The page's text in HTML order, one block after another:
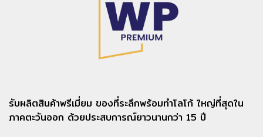
รับผลิตสินค้าพรีเมี่ยม ของที่ระลึกพร้อมทำโลโก้ ใหญ่ที่สุดใน
ภาคตะวันออก ด้วยประสบการณ์ยาวนานกว่า 15 ปี